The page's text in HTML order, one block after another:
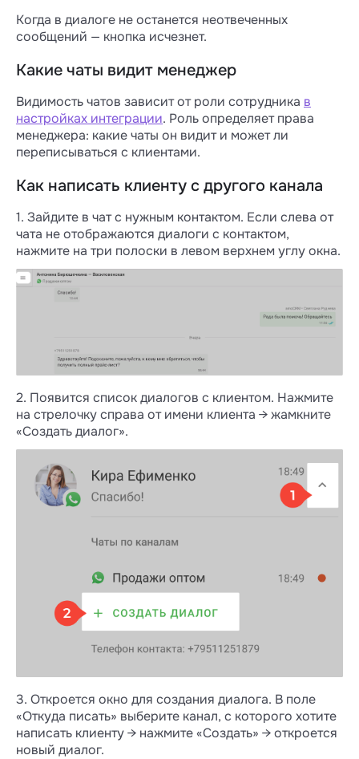
Когда в диалоге не останется неотвеченных
сообщений — кнопка исчезнет.
Какие чаты видит менеджер
Видимость чатов зависит от роли сотрудника в
настройках интеграции. Роль определяет права
менеджера: какие чаты он видит и может ли
переписываться с клиентами.
Как написать клиенту с другого канала
1. Зайдите в чат с нужным контактом. Если слева от
чата не отображаются диалоги с контактом,
нажмите на три полоски в левом верхнем углу окна.
2. Появится список диалогов с клиентом. Нажмите
на стрелочку справа от имени клиента → жамкните
«Создать диалог».
3. Откроется окно для создания диалога. В поле
«Откуда писать» выберите канал, с которого хотите
написать клиенту → нажмите «Создать» → откроется
новый диалог.